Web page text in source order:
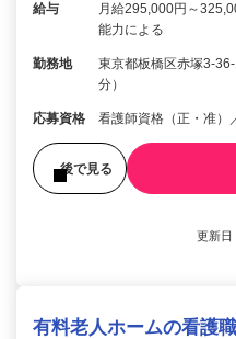
給与
月給295,000円～
能力による
勤務地
東京都板橋区赤塚3-
分）
応募資格 看護師資格（正・准）
後で見る
更新
有料老人ホームの看護